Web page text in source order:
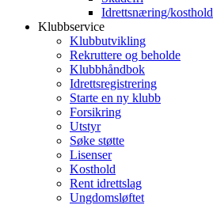
Idrettsnæring/kosthold
Klubbservice
Klubbutvikling
Rekruttere og beholde
Klubbhåndbok
Idrettsregistrering
Starte en ny klubb
Forsikring
Utstyr
Søke støtte
Lisenser
Kosthold
Rent idrettslag
Ungdomsløftet